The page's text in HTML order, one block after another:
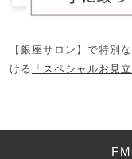
【銀座サロン】で特別
ける 「スペシャルお見立